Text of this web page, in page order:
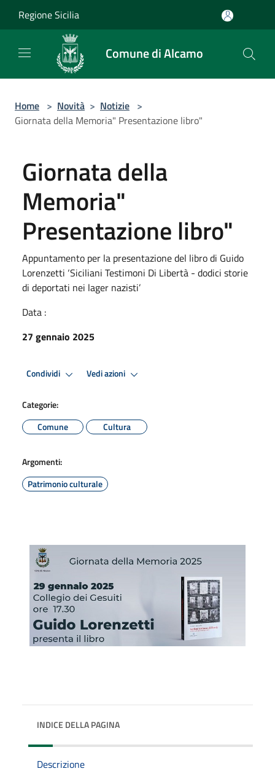
Regione Sicilia
Comune di Alcamo
Home > Novità > Notizie >
Giornata della Memoria" Presentazione libro"
Giornata della
Memoria"
Presentazione libro"
Appuntamento per la presentazione del libro di Guido
Lorenzetti ‘Siciliani Testimoni Di Libertà - dodici storie
di deportati nei lager nazisti’
Data :
27 gennaio 2025
Condividi Vedi azioni
Categorie:
Comune
Cultura
Argomenti:
Patrimonio culturale
INDICE DELLA PAGINA
Descrizione